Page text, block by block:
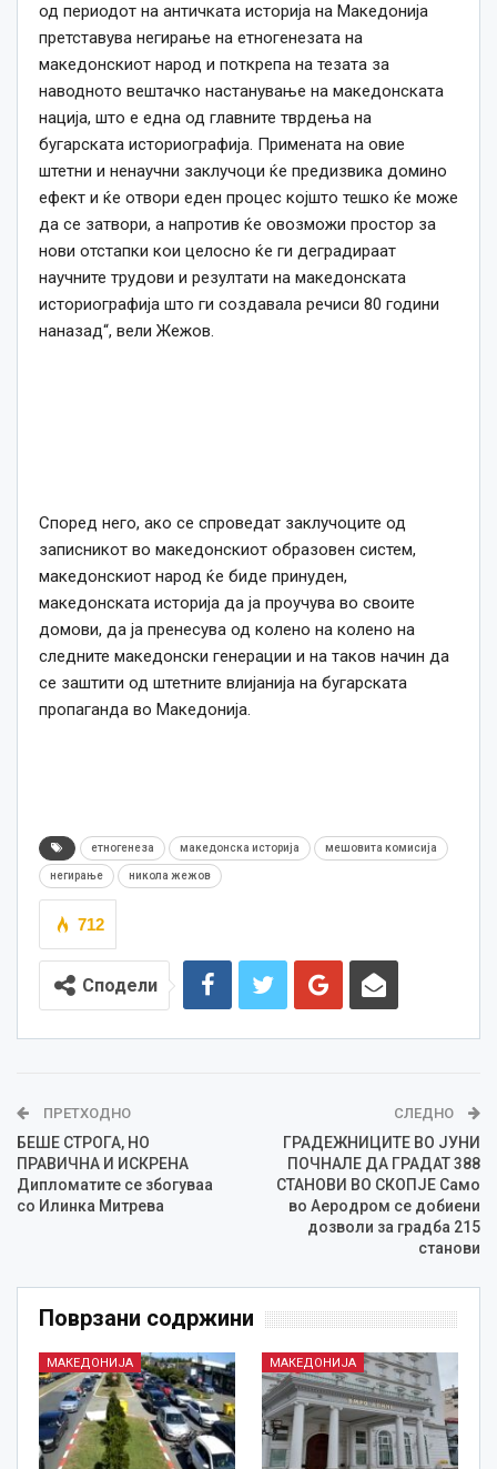
од периодот на античката историја на Македонија
претставува негирање на етногенезата на
македонскиот народ и поткрепа на тезата за
наводното вештачко настанување на македонската
нација, што е една од главните тврдења на
бугарската историографија. Примената на овие
штетни и ненаучни заклучоци ќе предизвика домино
ефект и ќе отвори еден процес којшто тешко ќе може
да се затвори, а напротив ќе овозможи простор за
нови отстапки кои целосно ќе ги деградираат
научните трудови и резултати на македонската
историографија што ги создавала речиси 80 години
наназад“, вели Жежов.
Според него, ако се спроведат заклучоците од
записникот во македонскиот образовен систем,
македонскиот народ ќе биде принуден,
македонската историја да ја проучува во своите
домови, да ја пренесува од колено на колено на
следните македонски генерации и на таков начин да
се заштити од штетните влијанија на бугарската
пропаганда во Македонија.
етногенеза македонска историја мешовита комисија
негирање никола жежов
712
Сподели
ПРЕТХОДНО
БЕШЕ СТРОГА, НО
ПРАВИЧНА И ИСКРЕНА
Дипломатите се збогуваа
со Илинка Митрева
СЛЕДНО
ГРАДЕЖНИЦИТЕ ВО ЈУНИ
ПОЧНАЛЕ ДА ГРАДАТ 388
СТАНОВИ ВО СКОПЈЕ Само
во Аеродром се добиени
дозволи за градба 215
станови
Поврзани содржини
МАКЕДОНИЈА МАКЕДОНИЈА